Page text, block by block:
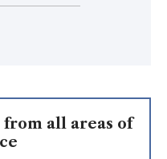
all areas of